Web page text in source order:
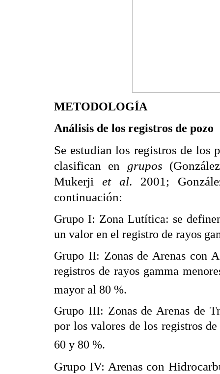
METODOLOGÍA
Análisis de los registros de pozo
Se estudian los registros de los
clasifican en grupos
Mukerji et al. 2001;
continuación:
Grupo I: Zona Lutítica: se
un valor en el registro de rayos
Grupo II: Zonas de Arenas con
registros de rayos gamma
mayor al 80 %.
Grupo III: Zonas de Arenas de
por los valores de los registros
60 y 80 %.
Grupo IV: Arenas con